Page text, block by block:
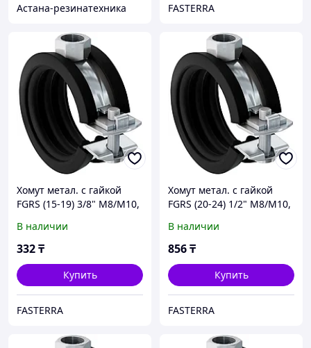
Астана-резинатехника FASTERRA
Хомут метал. с гайкой
FGRS (15-19) 3/8" М8/М10,
В наличии
332₸
Купить
FASTERRA
Хомут метал. с гайкой
FGRS (20-24) 1/2" М8/М10,
В наличии
856₸
Купить
FASTERRA